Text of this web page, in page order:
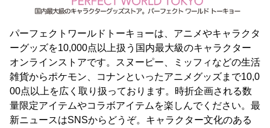
パーフェクトワールドトーキョーは、アニメやキャラクタ
ーグッズを10,000点以上扱う国内最大級のキャラクター
オンラインストアです。スヌーピー、ミッフィなどの生活
雑貨からポケモン、コナンといったアニメグッズまで10,0
00点以上を広く取り扱っております。時折企画される数
量限定アイテムやコラボアイテムを楽しんでください。最
新ニュースはSNSからどうぞ。キャラクター文化のある